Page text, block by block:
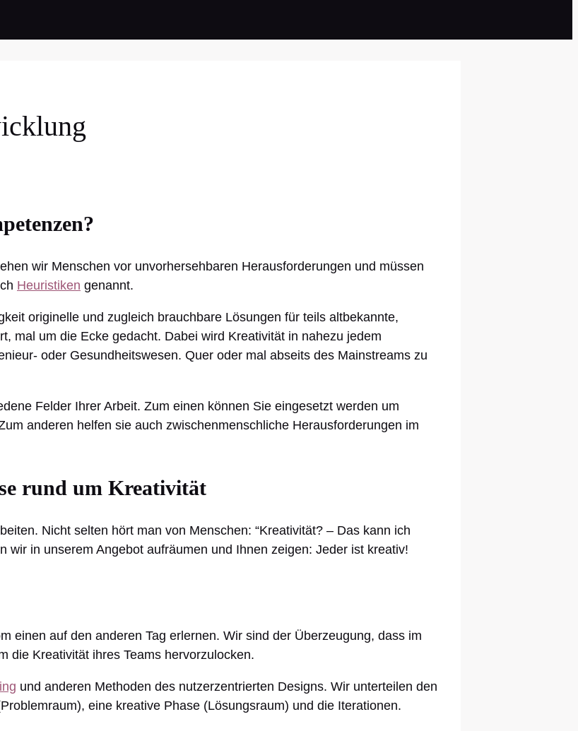
wir Menschen vor unvorhersehbaren Herausforderungen und müssen
Heuristiken genannt.
originelle und zugleich brauchbare Lösungen für teils altbekannte,
mal um die Ecke gedacht. Dabei wird Kreativität in nahezu jedem
oder Gesundheitswesen. Quer oder mal abseits des Mainstreams zu
Felder Ihrer Arbeit. Zum einen können Sie eingesetzt werden um
anderen helfen sie auch zwischenmenschliche Herausforderungen im
rund um Kreativität
Nicht selten hört man von Menschen: “Kreativität? – Das kann ich
wir in unserem Angebot aufräumen und Ihnen zeigen: Jeder ist kreativ!
einen auf den anderen Tag erlernen. Wir sind der Überzeugung, dass im
die Kreativität ihres Teams hervorzulocken.
und anderen Methoden des nutzerzentrierten Designs. Wir unterteilen den
eine kreative Phase (Lösungsraum) und die Iterationen.